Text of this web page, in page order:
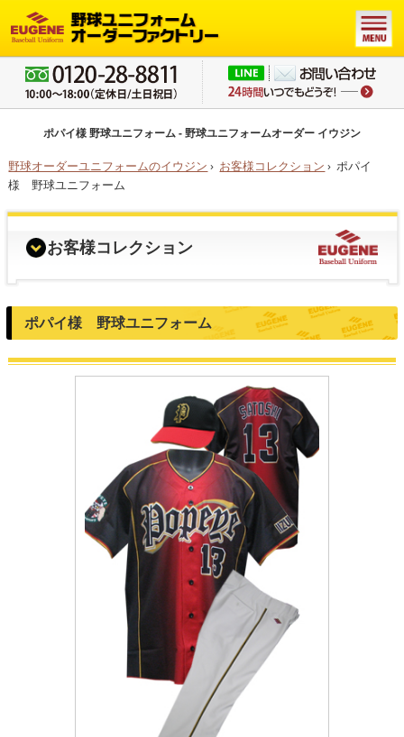
ポパイ様 野球ユニフォーム - 野球ユニフォームオーダー イウジン
野球オーダーユニフォームのイウジン › お客様コレクション › ポパイ
様 野球ユニフォーム
お客様コレクション
ポパイ様 野球ユニフォーム